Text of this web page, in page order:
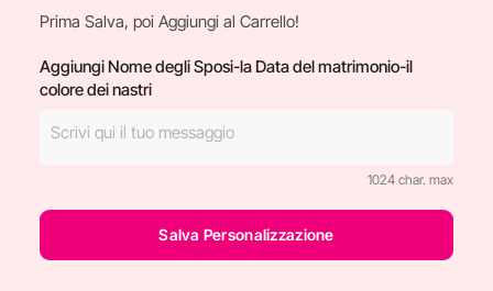
Prima Salva, poi Aggiungi al Carrello!
Aggiungi Nome degli Sposi-la Data del matrimonio-il
colore dei nastri
1024 char. max
Salva Personalizzazione